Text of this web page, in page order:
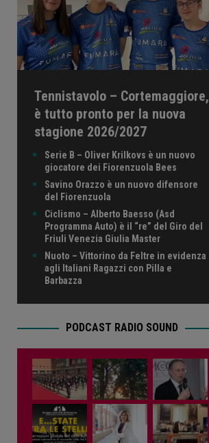
Tennistavolo – Cortemaggiore,
è tutto pronto per la nuova
stagione 2026/2027
Serie B – Oliver Krilkovs è un nuovo
giocatore dei Fiorenzuola Bees
Savino Orazzo è un nuovo difensore
del Fiorenzuola
Ciclismo – Alberto Baesso (Asd
Programma Auto) è il “re” del Giro del
Friuli Venezia Giulia Master
Nuoto – Vittorino da Feltre in evidenza
agli Italiani Ragazzi con Pilla e
Barbazza
PODCAST RADIO SOUND